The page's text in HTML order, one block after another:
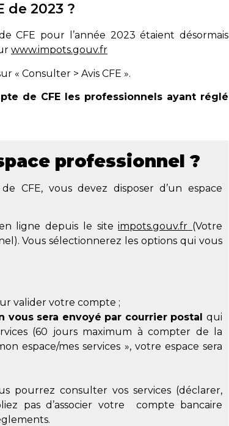
de 2023 ?
CFE pour l’année 2023 étaient désormais
www.impots.gouv.fr
« Consulter > Avis CFE ».
de CFE les professionnels ayant réglé
professionnel ?
CFE, vous devez disposer d’un espace
ligne depuis le siteimpots.gouv.fr (Votre
Vous sélectionnerez les options qui vous
valider votre compte ;
vous sera envoyé par courrier postalqui
(60 jours maximum à compter de la
espace/mes services », votre espace sera
pourrez consulter vos services (déclarer,
pas d’associer votre compte bancaire